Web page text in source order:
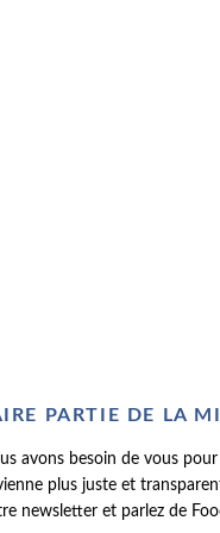
PARTIE DE LA
avons besoin de vous
plus juste et
newsletter et parlez de